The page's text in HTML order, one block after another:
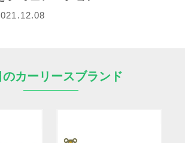
のカーリースブランド